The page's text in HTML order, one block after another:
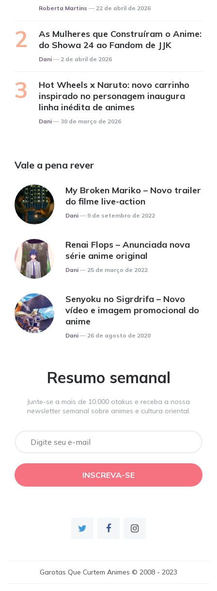
Posted
Roberta Martins 22 de abril de 2026
As Mulheres que Construíram o Anime:
do Showa 24 ao Fandom de JJK
Posted
Dani 2 de abril de 2026
Hot Wheels x Naruto: novo carrinho
inspirado no personagem inaugura
linha inédita de animes
Posted
Dani 30 de março de 2026
Vale a pena rever
My Broken Mariko – Novo trailer
do filme live-action
Posted
Dani 9 de setembro de 2022
Renai Flops – Anunciada nova
série anime original
Posted
Dani 25 de março de 2022
Senyoku no Sigrdrifa – Novo
vídeo e imagem promocional do
anime
Posted
Dani 26 de agosto de 2020
Resumo semanal
Junte-se a mais de 10.000 otakus e receba a nossa
newsletter semanal sobre animes e cultura oriental.
Garotas Que Curtem Animes © 2008 - 2023